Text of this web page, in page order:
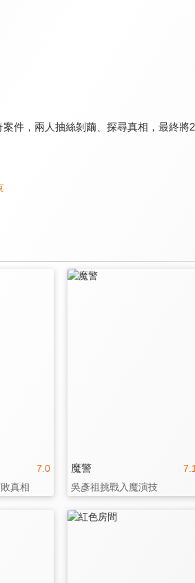
件，兩人抽絲剝繭、探尋真相，最終
7.0
真相
7.1
魔警
吳彥祖挑戰入魔演技